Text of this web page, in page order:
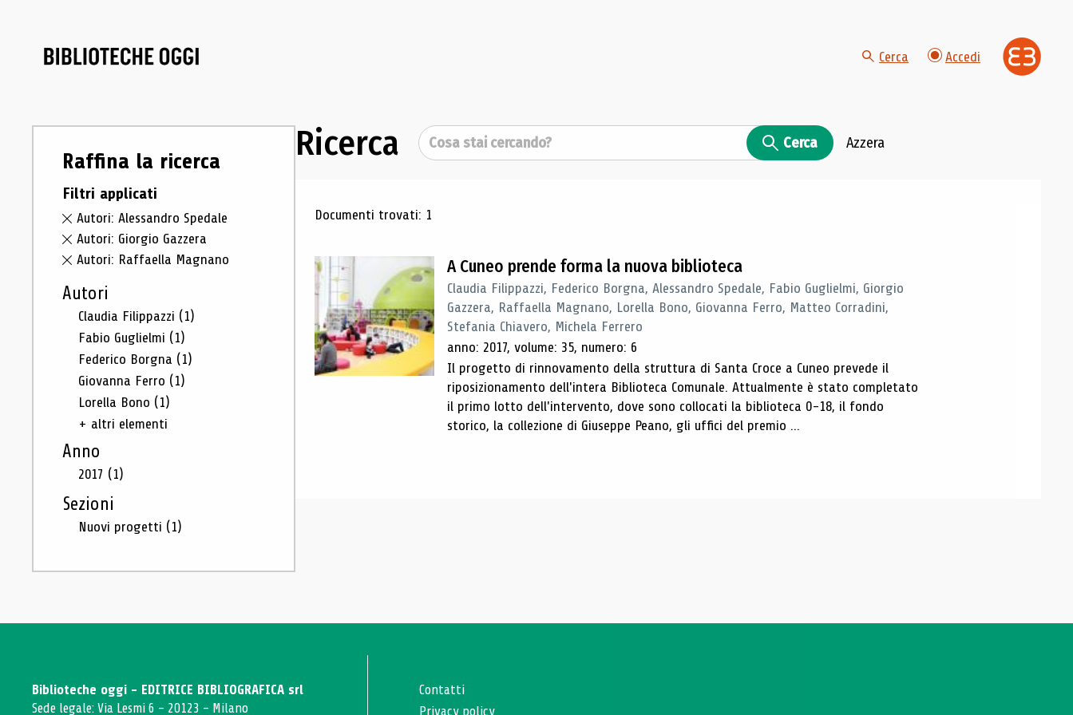
Cerca Accedi
Raffina la ricerca
Filtri applicati
Autori: Alessandro Spedale
Autori: Giorgio Gazzera
Autori: Raffaella Magnano
Autori
Claudia Filippazzi (1)
Fabio Guglielmi (1)
Federico Borgna (1)
Giovanna Ferro (1)
Lorella Bono (1)
+ altri elementi
Anno
2017 (1)
Sezioni
Nuovi progetti (1)
Ricerca Cerca Cerca Azzera
Risultati di ricerca
Documenti trovati: 1
A Cuneo prende forma la nuova biblioteca
Claudia Filippazzi, Federico Borgna, Alessandro Spedale, Fabio Guglielmi, Giorgio
Gazzera, Raffaella Magnano, Lorella Bono, Giovanna Ferro, Matteo Corradini,
Stefania Chiavero, Michela Ferrero
anno: 2017, volume: 35, numero: 6
Il progetto di rinnovamento della struttura di Santa Croce a Cuneo prevede il
riposizionamento dell'intera Biblioteca Comunale. Attualmente è stato completato
il primo lotto dell'intervento, dove sono collocati la biblioteca 0-18, il fondo
storico, la collezione di Giuseppe Peano, gli uffici del premio ...
Biblioteche oggi - EDITRICE BIBLIOGRAFICA srl
Sede legale: Via Lesmi 6 - 20123 - Milano
Contatti
Privacy policy